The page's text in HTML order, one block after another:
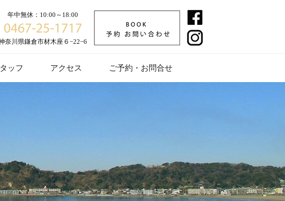
年中無休：10:00～18:00
奈川県鎌倉市材木座６−22−6
ッフ アクセス ご予約・お問合せ